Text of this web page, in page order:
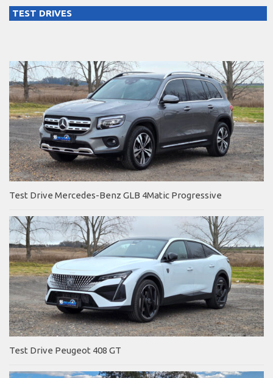
TEST DRIVES
Test Drive Mercedes-Benz GLB 4Matic Progressive
Test Drive Peugeot 408 GT